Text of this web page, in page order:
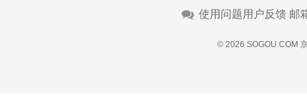
使用问题用户反馈 邮
© 2026 SOGOU.COM